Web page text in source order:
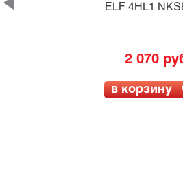
ELF 4HL1
2 070
в корзину